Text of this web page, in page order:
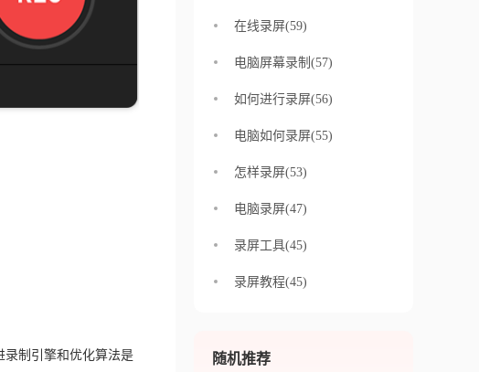
录制引擎和优化算法是
在线录屏(59)
电脑屏幕录制(57)
如何进行录屏(56)
电脑如何录屏(55)
怎样录屏(53)
电脑录屏(47)
录屏工具(45)
录屏教程(45)
随机推荐